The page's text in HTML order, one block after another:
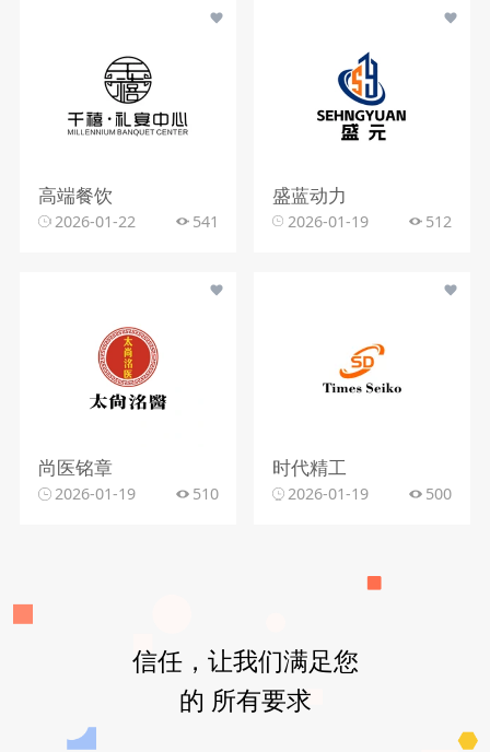
高端餐饮
2026-01-22 541
盛蓝动力
2026-01-19 512
尚医铭章
2026-01-19 510
时代精工
2026-01-19 500
信任，让我们满足您
的 所有要求